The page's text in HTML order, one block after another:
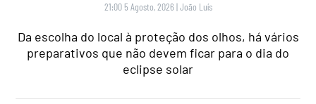
21:00 5 Agosto, 2026 |João Luís
Da escolha do local à proteção dos olhos, há vários
preparativos que não devem ficar para o dia do
eclipse solar